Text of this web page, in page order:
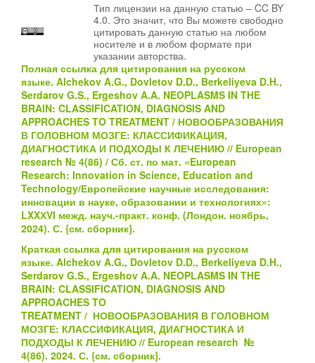
Тип лицензии на данную статью – CC BY
4.0. Это значит, что Вы можете свободно
цитировать данную статью на любом
носителе и в любом формате при
указании авторства.
Полная ссылка для цитирования на русском
языке. Alchekov A.G., Dovletov D.D., Berkeliyeva D.H.,
Serdarov G.S., Ergeshov A.A. NEOPLASMS IN THE
BRAIN: CLASSIFICATION, DIAGNOSIS AND
APPROACHES TO TREATMENT / НОВООБРАЗОВАНИЯ
В ГОЛОВНОМ МОЗГЕ: КЛАССИФИКАЦИЯ,
ДИАГНОСТИКА И ПОДХОДЫ К ЛЕЧЕНИЮ // European
research № 4(86) / Сб. ст. по мат. «European
Research: Innovation in Science, Education and
Technology/Европейские научные исследования:
инновации в науке, образовании и технологиях»:
LXXХVI межд. науч.-практ. конф. (Лондон. ноябрь,
2024). С. {см. сборник}.
Краткая ссылка для цитирования на русском
языке. Alchekov A.G., Dovletov D.D., Berkeliyeva D.H.,
Serdarov G.S., Ergeshov A.A. NEOPLASMS IN THE
BRAIN: CLASSIFICATION, DIAGNOSIS AND
APPROACHES TO
TREATMENT / НОВООБРАЗОВАНИЯ В ГОЛОВНОМ
МОЗГЕ: КЛАССИФИКАЦИЯ, ДИАГНОСТИКА И
ПОДХОДЫ К ЛЕЧЕНИЮ // European research №
4(86). 2024. С. {см. сборник}.